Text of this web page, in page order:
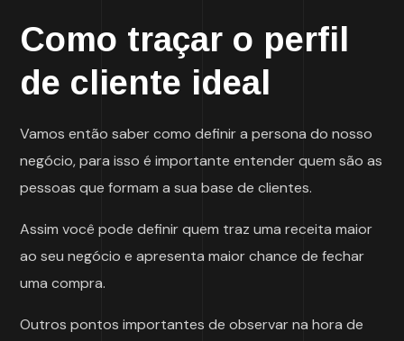
Como traçar o perfil
de cliente ideal
Vamos então saber como definir a persona do nosso
negócio, para isso é importante entender quem são as
pessoas que formam a sua base de clientes.
Assim você pode definir quem traz uma receita maior
ao seu negócio e apresenta maior chance de fechar
uma compra.
Outros pontos importantes de observar na hora de